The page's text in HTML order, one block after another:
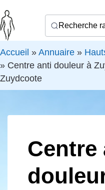
Recherche
Accueil » Annuaire »
» Centre anti douleur à
Zuydcoote
Centre